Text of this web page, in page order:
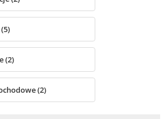
(2)
(2)